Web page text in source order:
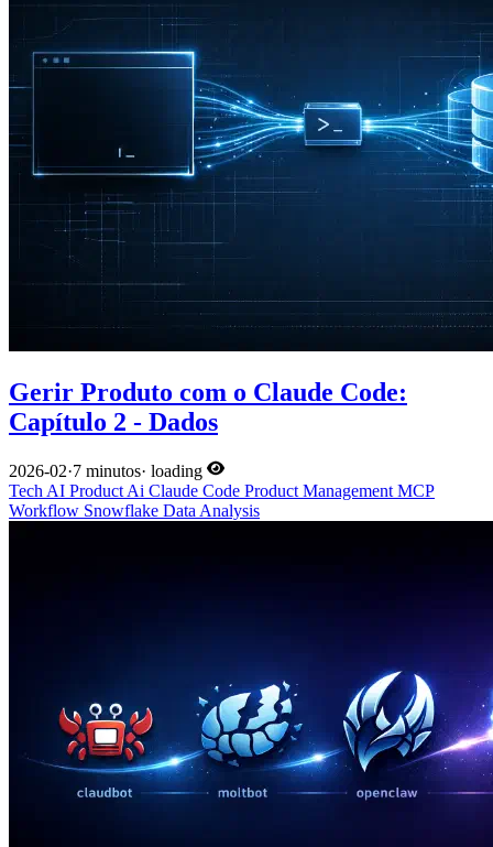
Gerir Produto com o Claude Code:
Capítulo 2 - Dados
2026-02·7 minutos· loading
Tech AI Product Ai Claude Code Product Management MCP
Workflow Snowflake Data Analysis